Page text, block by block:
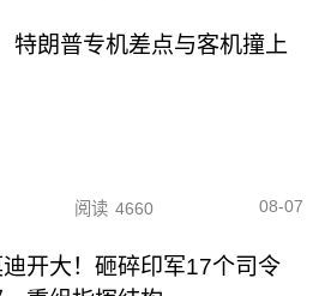
特朗普专机差点与客机撞上
阅读 4660 08-07
迪开大！砸碎印军17个司令